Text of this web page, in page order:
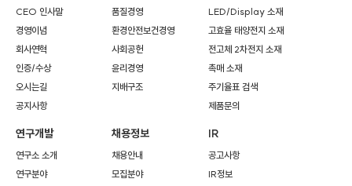
CEO 인사말
경영이념
회사연혁
인증/수상
오시는길
공지사항
품질경영
환경안전보건경영
사회공헌
윤리경영
지배구조
LED/Display 소재
고효율 태양전지 소재
전고체 2차전지 소재
촉매 소재
주기율표 검색
제품문의
연구개발
연구소 소개
연구분야
채용정보
채용안내
모집분야
IR
공고사항
IR정보